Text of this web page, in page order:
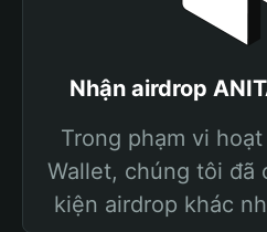
Nhận airdrop
Trong phạm vi
Wallet, chúng tôi đã
kiện airdrop khác